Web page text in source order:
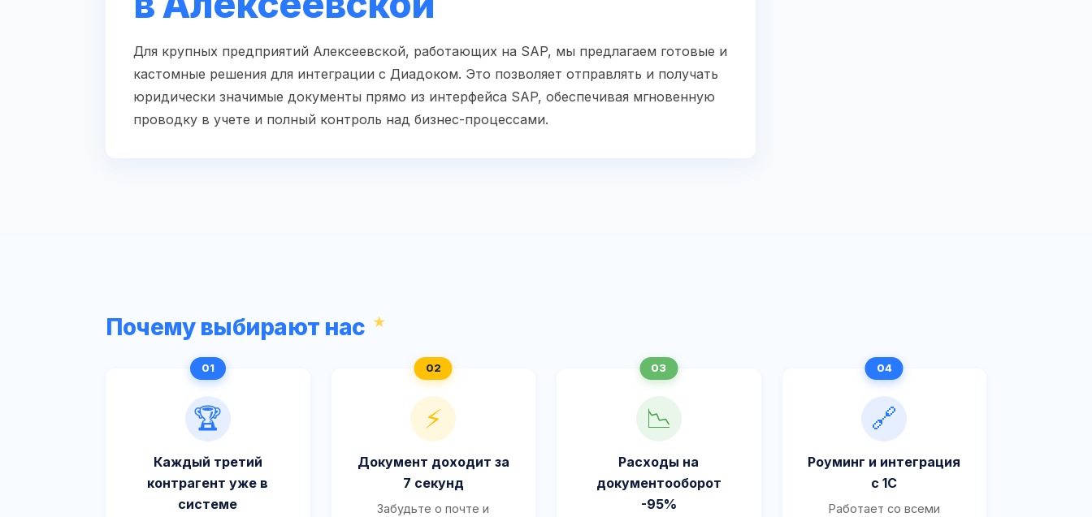
Для крупных предприятий Алексеевской, работающих на SAP, мы предлагаем готовые и
кастомные решения для интеграции с Диадоком. Это позволяет отправлять и получать
юридически значимые документы прямо из интерфейса SAP, обеспечивая мгновенную
проводку в учете и полный контроль над бизнес-процессами.
Почему выбирают нас
🏆
Каждый третий
контрагент уже в
системе
⚡
Документ доходит за
7 секунд
Забудьте о почте и
📉
Расходы на
документооборот
-95%
🔗
Роуминг и интеграция
с 1С
Работает со всеми